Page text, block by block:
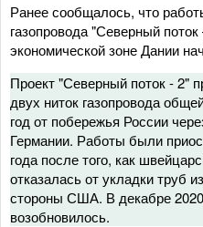
Ранее сообщалось, что
газопровода "Северный
экономической зоне Дании
Проект "Северный поток - 2"
двух ниток газопровода
год от побережья России
Германии. Работы были
года после того, как
отказалась от укладки труб
стороны США. В декабре 2020
возобновилось.